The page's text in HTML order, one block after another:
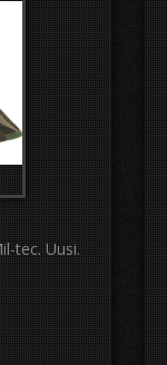
tec. Uusi.